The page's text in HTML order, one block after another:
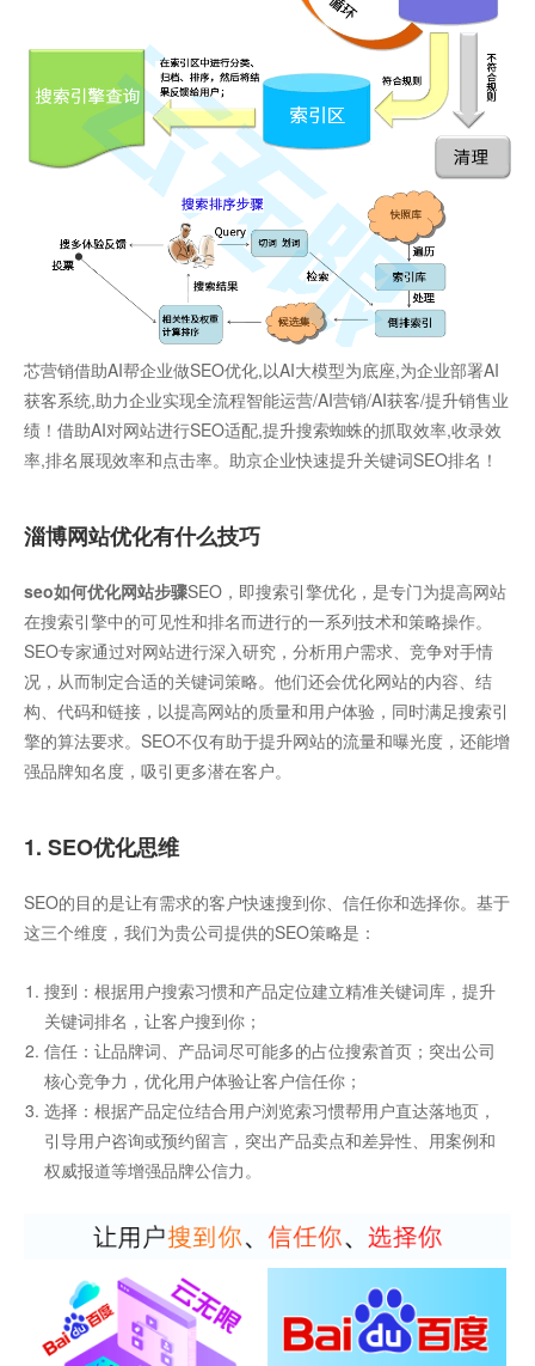
芯营销借助AI帮企业做SEO优化,以AI大模型为底座,为企业部署AI
获客系统,助力企业实现全流程智能运营/AI营销/AI获客/提升销售业
绩！借助AI对网站进行SEO适配,提升搜索蜘蛛的抓取效率,收录效
率,排名展现效率和点击率。助京企业快速提升关键词SEO排名！
淄博网站优化有什么技巧
seo如何优化网站步骤SEO，即搜索引擎优化，是专门为提高网站
在搜索引擎中的可见性和排名而进行的一系列技术和策略操作。
SEO专家通过对网站进行深入研究，分析用户需求、竞争对手情
况，从而制定合适的关键词策略。他们还会优化网站的内容、结
构、代码和链接，以提高网站的质量和用户体验，同时满足搜索引
擎的算法要求。SEO不仅有助于提升网站的流量和曝光度，还能增
强品牌知名度，吸引更多潜在客户。
1. SEO优化思维
SEO的目的是让有需求的客户快速搜到你、信任你和选择你。基于
这三个维度，我们为贵公司提供的SEO策略是：
搜到：根据用户搜索习惯和产品定位建立精准关键词库，提升
关键词排名，让客户搜到你；
信任：让品牌词、产品词尽可能多的占位搜索首页；突出公司
核心竞争力，优化用户体验让客户信任你；
选择：根据产品定位结合用户浏览索习惯帮用户直达落地页，
引导用户咨询或预约留言，突出产品卖点和差异性、用案例和
权威报道等增强品牌公信力。